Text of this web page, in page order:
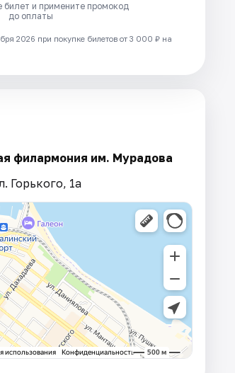
билет и примените промокод
до оплаты
2026 при покупке билетов от 3 000 ₽ на
филармония им. Мурадова
Горького, 1а